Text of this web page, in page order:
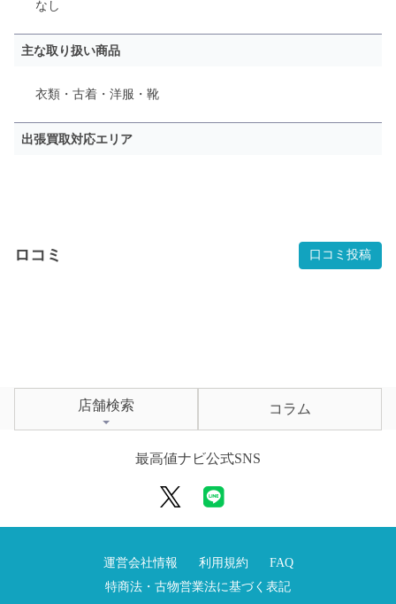
なし
主な取り扱い商品
衣類・古着・洋服・靴
出張買取対応エリア
ロコミ 口コミ投稿
店舗検索 コラム
最高値ナビ公式SNS
運営会社情報 利用規約
FAQ
特商法・古物営業法に基づく表記